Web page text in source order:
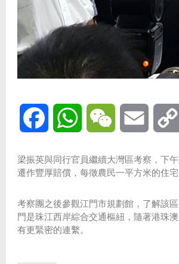
Facebook WhatsAppWeChat Email
梁振英與同行官員繼續大灣區考察，下
遷作豐厚賠償，每徵農民一平方米的住
考察團之後參觀江門市規劃館，了解該
門是珠江西岸綜合交通樞紐，隨著港珠
有更緊密的連繫。